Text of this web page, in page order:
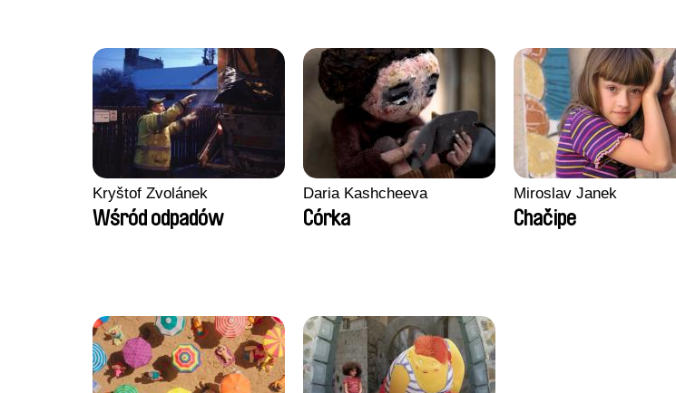
Kryštof Zvolánek
Wśród odpadów
Daria Kashcheeva
Córka
Miroslav Janek
Chačipe